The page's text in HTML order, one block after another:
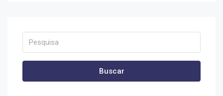
Buscar